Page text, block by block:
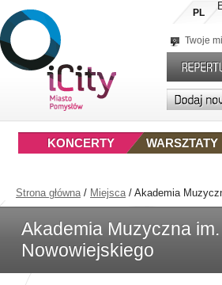
PL
Twoje
WARSZTATY
KONCERTY
Strona główna/ Miejsca/ Akademia
Akademia Muzyczna
Nowowiejskiego